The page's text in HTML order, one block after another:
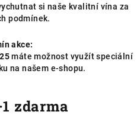
si naše kvalitní vína za
podmínek.
akce:
máte možnost využít speciální
na našem e-shopu.
zdarma